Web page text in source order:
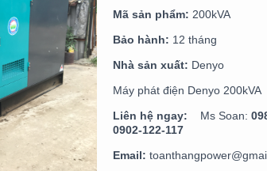
Mã sản phẩm: 200kVA
Bảo hành: 12 tháng
Nhà sản xuất: Denyo
Máy phát điện Denyo 200kVA
Liên hệ ngay:
Ms Soan:
0902-122-117
Email: